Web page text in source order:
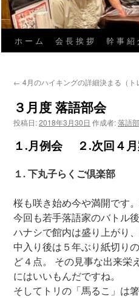
ホ ー ム 会 長 挨 拶 幹 事 紹
← 4月のハイキングの詳細決まる（ト
３月度 落語部会
投稿日:2018年3月30日 作成者:落語
１.月例会 ２.次回４
１. 下丸子らくご倶楽部
桜も咲き始め今や満開です
今回も若手落語家のバトル
ハナシで館内は盛り上がり
中入り後は５年ぶり紙切り
ど４点。 その見事な出来栄
にはいいもんだですね。
そしてトリの「馬るこ」は